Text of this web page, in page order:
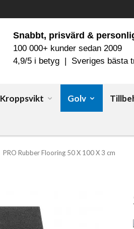
Snabbt, prisvärd &
100 000+ kunder sedan 2009
4,9/5 i betyg | Sveriges bästa
Kroppsvikt Golv
PRO Rubber Flooring 50 X 100 X 3 cm